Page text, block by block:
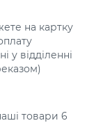
на картку
у відділенні
товари 6